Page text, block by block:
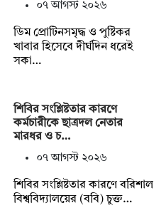
০৭ আগস্ট ২০২৬
ডিম প্রোটিনসমৃদ্ধ ও পুষ্টিকর
খাবার হিসেবে দীর্ঘদিন ধরেই
সকা…
শিবির সংশ্লিষ্টতার কারণে
কর্মচারীকে ছাত্রদল নেতার
মারধর ও চ…
০৭ আগস্ট ২০২৬
শিবির সংশ্লিষ্টতার কারণে বরিশাল
বিশ্ববিদ্যালয়ের (ববি) চুক্ত…